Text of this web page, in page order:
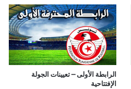
الرابطة الأولى – تعيينات الجولة
الإفتتاحية